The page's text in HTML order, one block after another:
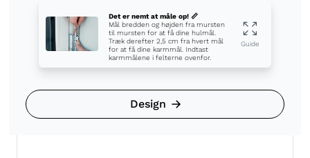
Det er nemt at måle op! 📏
Mål bredden og højden fra mursten
til mursten for at få dine hulmål.
Træk derefter 2,5 cm fra hvert mål
for at få dine karmmål. Indtast
karmmålene i felterne ovenfor.
Guide
Design